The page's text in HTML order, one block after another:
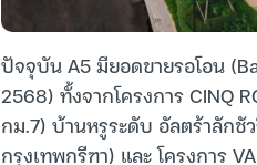
ปัจจุบัน A5 มียอดขายรอโอน
2568) ทั้งจากโครงการ CINQ
กม.7) บ้านหรูระดับ อัลตร้าลักชั
กรุงเทพกรีฑา) และ โครงการ